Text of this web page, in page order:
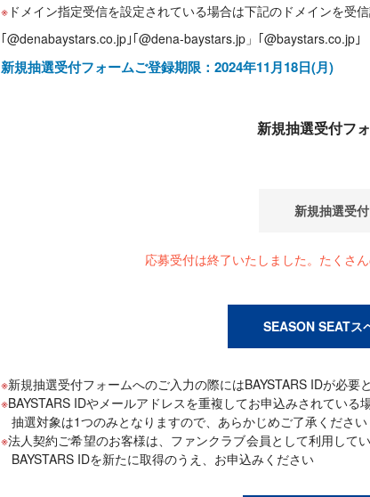
ドメイン指定受信を設定されている場合は下記のドメインを受
｢@denabaystars.co.jp｣｢@dena-baystars.jp」｢@baystars.co.jp｣
新規抽選受付フォームご登録期限：2024年11月18日(月)
新規抽選受付フ
新規抽選受
応募受付は終了いたしました。たくさ
SEASON SEATス
新規抽選受付フォームへのご入力の際にはBAYSTARS IDが必要
BAYSTARS IDやメールアドレスを重複してお申込みされている場
抽選対象は1つのみとなりますので、あらかじめご了承ください
法人契約ご希望のお客様は、ファンクラブ会員として利用して
BAYSTARS IDを新たに取得のうえ、お申込みください